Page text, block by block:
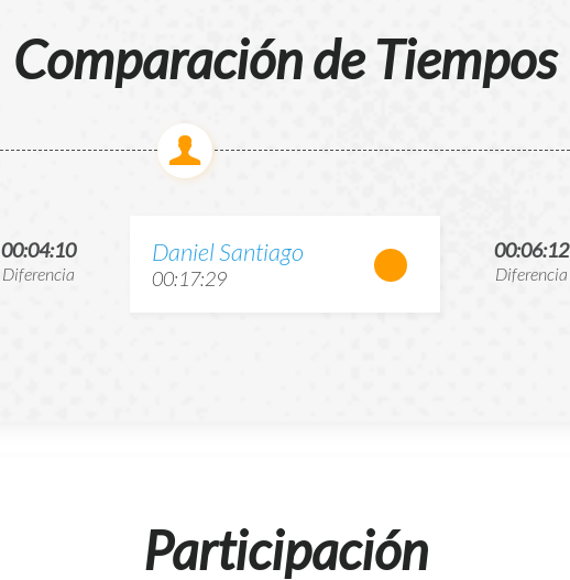
Comparación de Tiempos
00:04:10
Diferencia
Daniel Santiago
00:17:29
00:06:12
Diferencia
Participación